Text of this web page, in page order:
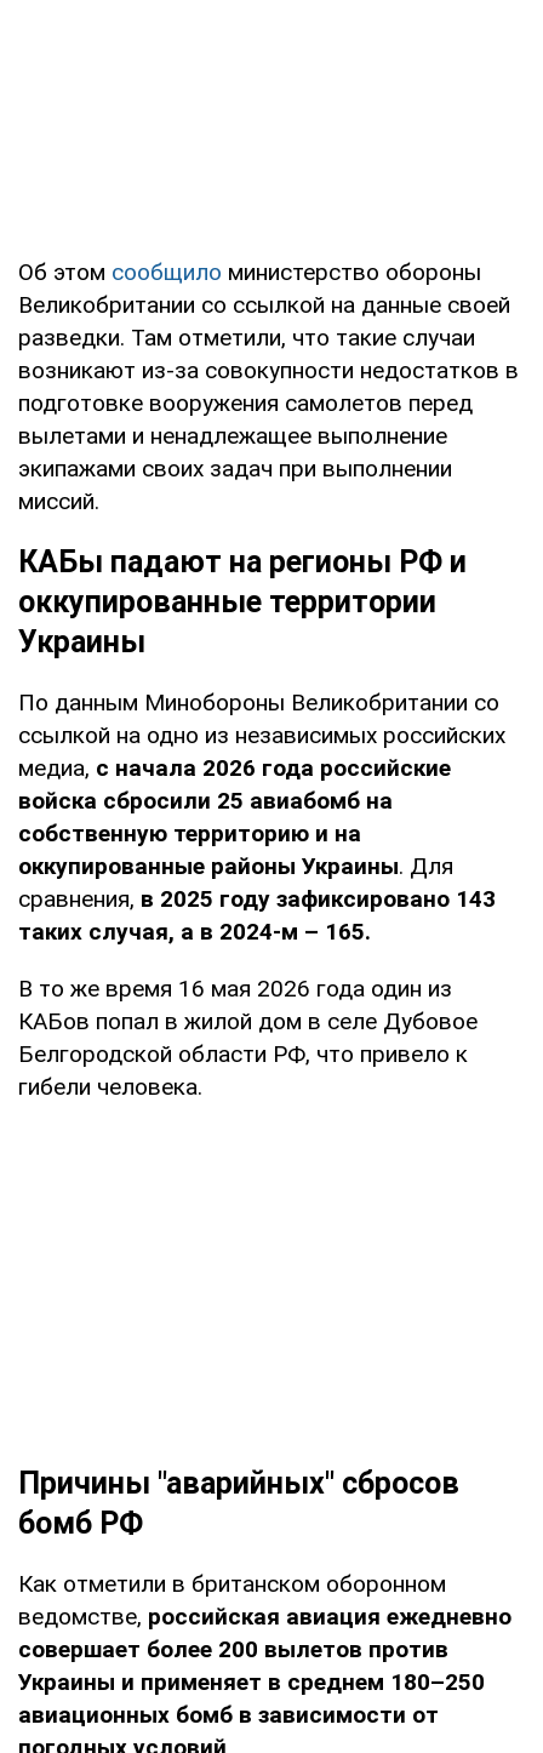
Об этом сообщило министерство обороны
Великобритании со ссылкой на данные своей
разведки. Там отметили, что такие случаи
возникают из-за совокупности недостатков в
подготовке вооружения самолетов перед
вылетами и ненадлежащее выполнение
экипажами своих задач при выполнении
миссий.
КАБы падают на регионы РФ и
оккупированные территории
Украины
По данным Минобороны Великобритании со
ссылкой на одно из независимых российских
медиа, с начала 2026 года российские
войска сбросили 25 авиабомб на
собственную территорию и на
оккупированные районы Украины. Для
сравнения, в 2025 году зафиксировано 143
таких случая, а в 2024-м – 165.
В то же время 16 мая 2026 года один из
КАБов попал в жилой дом в селе Дубовое
Белгородской области РФ, что привело к
гибели человека.
Причины "аварийных" сбросов
бомб РФ
Как отметили в британском оборонном
ведомстве, российская авиация ежедневно
совершает более 200 вылетов против
Украины и применяет в среднем 180–250
авиационных бомб в зависимости от
погодных условий